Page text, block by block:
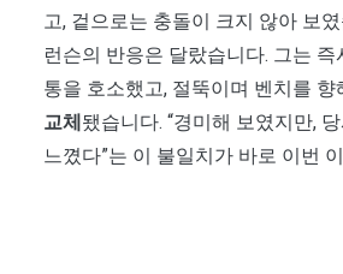
고, 겉으로는 충돌이 크지 않아 보
런슨의 반응은 달랐습니다. 그는 즉
통을 호소했고, 절뚝이며 벤치를 향
교체됐습니다. “경미해 보였지만,
느꼈다”는 이 불일치가 바로 이번